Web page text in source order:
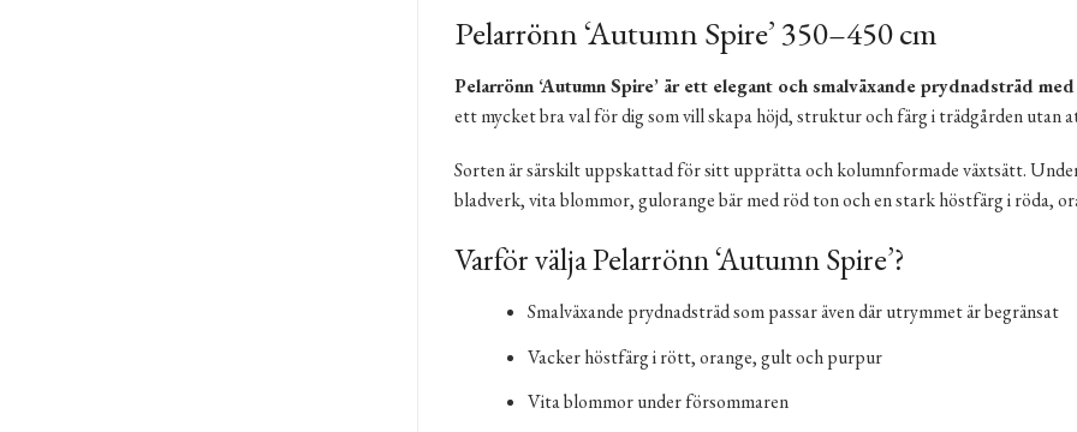
Pelarrönn ‘Autumn Spire’ 350–450 cm
Pelarrönn ‘Autumn Spire’ är ett elegant och smalväxande prydnadsträd
ett mycket bra val för dig som vill skapa höjd, struktur och färg i trädgården utan
Sorten är särskilt uppskattad för sitt upprätta och kolumnformade växtsätt.
bladverk, vita blommor, gulorange bär med röd ton och en stark höstfärg i röda,
Varför välja Pelarrönn ‘Autumn Spire’?
Smalväxande prydnadsträd som passar även där utrymmet är begränsat
Vacker höstfärg i rött, orange, gult och purpur
Vita blommor under försommaren